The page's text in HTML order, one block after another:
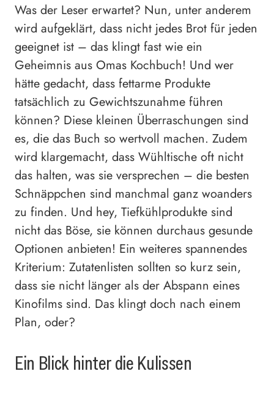
Was der Leser erwartet? Nun, unter anderem
wird aufgeklärt, dass nicht jedes Brot für jeden
geeignet ist – das klingt fast wie ein
Geheimnis aus Omas Kochbuch! Und wer
hätte gedacht, dass fettarme Produkte
tatsächlich zu Gewichtszunahme führen
können? Diese kleinen Überraschungen sind
es, die das Buch so wertvoll machen. Zudem
wird klargemacht, dass Wühltische oft nicht
das halten, was sie versprechen – die besten
Schnäppchen sind manchmal ganz woanders
zu finden. Und hey, Tiefkühlprodukte sind
nicht das Böse, sie können durchaus gesunde
Optionen anbieten! Ein weiteres spannendes
Kriterium: Zutatenlisten sollten so kurz sein,
dass sie nicht länger als der Abspann eines
Kinofilms sind. Das klingt doch nach einem
Plan, oder?
Ein Blick hinter die Kulissen